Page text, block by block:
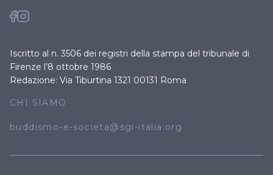
Iscritto al n. 3506 dei registri della stampa del tribunale di
Firenze l’8 ottobre 1986
Redazione: Via Tiburtina 1321 00131 Roma
CHI SIAMO
buddismo-e-societa@sgi-italia.org